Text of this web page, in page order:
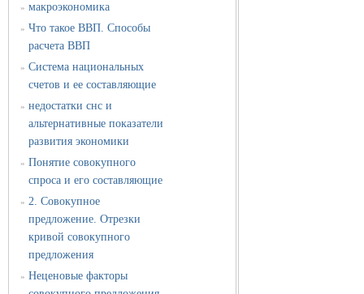
» макроэкономика
» Что такое ВВП. Способы
расчета ВВП
» Система национальных
счетов и ее составляющие
» недостатки снс и
альтернативные показатели
развития экономики
» Понятие совокупного
спроса и его составляющие
» 2. Совокупное
предложение. Отрезки
кривой совокупного
предложения
» Неценовые факторы